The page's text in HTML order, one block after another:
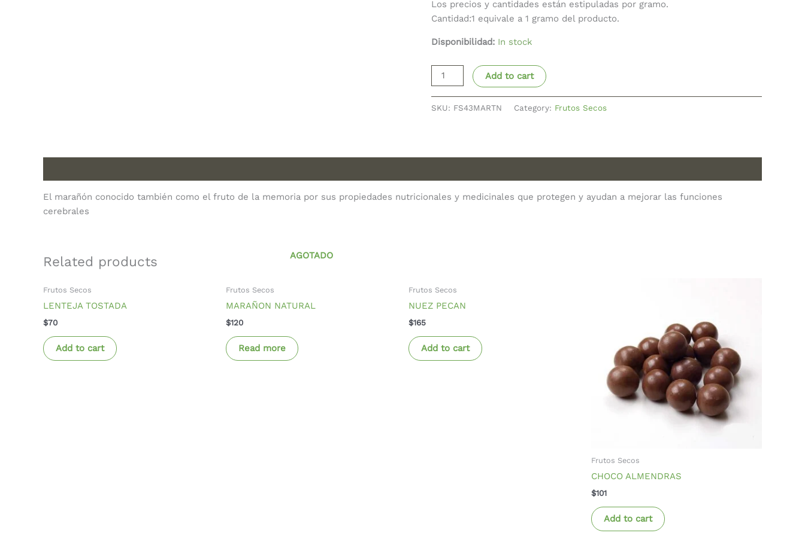
Los precios y cantidades están estipuladas por gramo.
Cantidad:1 equivale a 1 gramo del producto.
Disponibilidad: In stock
Add to cart
SKU: FS43MARTN Category: Frutos Secos
El marañón conocido también como el fruto de la memoria por sus propiedades nutricionales y medicinales que protegen y ayudan a mejorar las funciones
cerebrales
Related products
Frutos Secos
LENTEJA TOSTADA
$70
Add to cart
AGOTADO
Frutos Secos
MARAÑON NATURAL
$120
Read more
Frutos Secos
NUEZ PECAN
$165
Add to cart
Frutos Secos
CHOCO ALMENDRAS
$101
Add to cart